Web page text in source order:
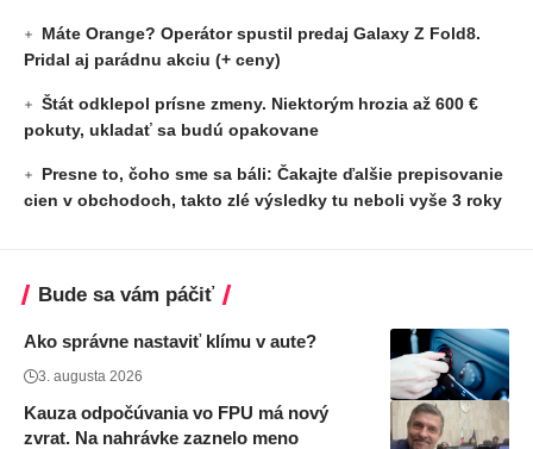
Máte Orange? Operátor spustil predaj Galaxy Z Fold8.
Pridal aj parádnu akciu (+ ceny)
Štát odklepol prísne zmeny. Niektorým hrozia až 600 €
pokuty, ukladať sa budú opakovane
Presne to, čoho sme sa báli: Čakajte ďalšie prepisovanie
cien v obchodoch, takto zlé výsledky tu neboli vyše 3 roky
Bude sa vám páčiť
Ako správne nastaviť klímu v aute?
3. augusta 2026
Kauza odpočúvania vo FPU má nový
zvrat. Na nahrávke zaznelo meno